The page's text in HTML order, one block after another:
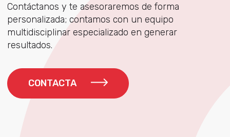
Contáctanos y te asesoraremos de forma
personalizada; contamos con un equipo
multidisciplinar especializado en generar
resultados.
CONTACTA